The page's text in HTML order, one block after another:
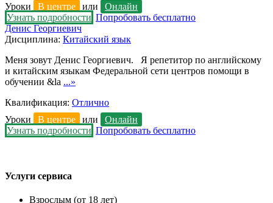
Уроки
В центре или
Онлайн
Узнать подробности Попробовать бесплатно
Денис Георгиевич
Дисциплина: Китайский язык
Меня зовут Денис Георгиевич. Я репетитор по английскому
и китайским языкам Федеральной сети центров помощи в
обучении &la ...»
Квалификация: Отлично
Уроки
В центре или
Онлайн
Узнать подробности Попробовать бесплатно
Услуги сервиса
Взрослым (от 18 лет)